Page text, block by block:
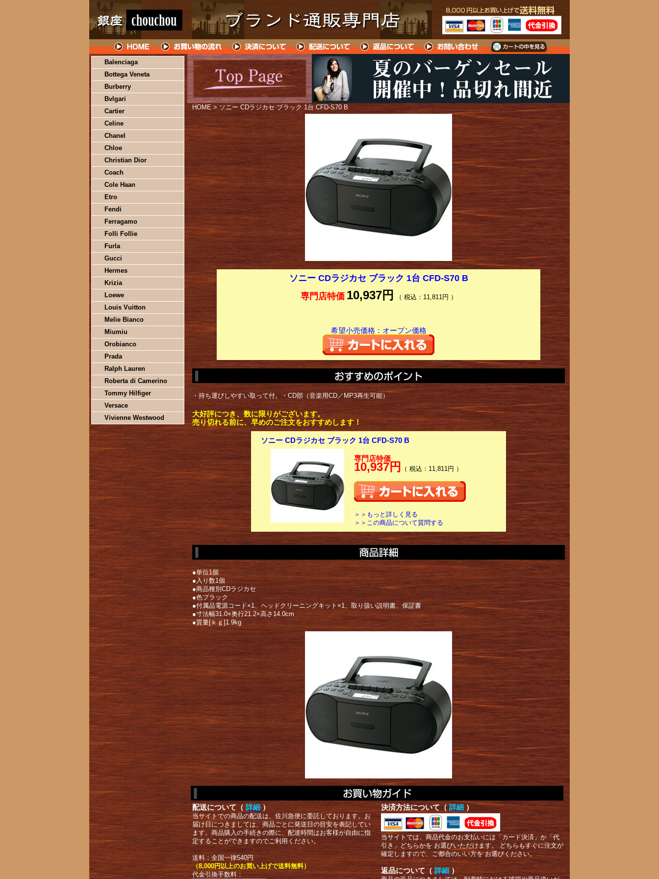
Balenciaga
Bottega Veneta
Burberry
Bvlgari
Cartier
Celine
Chanel
Chloe
Christian Dior
Coach
Cole Haan
Etro
Fendi
Ferragamo
Folli Follie
Furla
Gucci
Hermes
Krizia
Loewe
Louis Vuitton
Melie Bianco
Miumiu
Orobianco
Prada
Ralph Lauren
Roberta di Camerino
Tommy Hilfiger
Versace
Vivienne Westwood
HOME > ソニー CDラジカセ ブラック 1台 CFD-S70 B
ソニー CDラジカセ ブラック 1台 CFD-S70 B
専門店特価 10,937円 （ 税込：11,811円 ）
希望小売価格：オープン価格
・持ち運びしやすい取って付。・CD部（音楽用CD／MP3再生可能）
大好評につき、数に限りがございます。
売り切れる前に、早めのご注文をおすすめします！
ソニー CDラジカセ ブラック 1台 CFD-S70 B
専門店特価
10,937円 （ 税込：11,811円 ）
＞＞もっと詳しく見る
＞＞この商品について質問する
●単位1個
●入り数1個
●商品種別CDラジカセ
●色ブラック
●付属品電源コード×1、ヘッドクリーニングキット×1、取り扱い説明書、保証書
●寸法幅31.0×奥行21.2×高さ14.0cm
●質量[ｋｇ]1.9kg
配送について（ 詳細 ）
当サイトでの商品の配送は、佐川急便に委託しております。お
届け日につきましては、商品ごとに発送日の目安を表記してい
ます。商品購入の手続きの際に、配達時間はお客様が自由に指
定することができますのでご利用ください。
送料：全国一律540円
（8,000円以上のお買い上げで送料無料）
代金引換手数料：
決済方法について（ 詳細 ）
当サイトでは、商品代金のお支払いには「カード決済」か「代
引き」どちらかを お選びいただけます。 どちらもすぐに注文が
確定しますので、ご都合のいい方を お選びください。
返品について（ 詳細 ）